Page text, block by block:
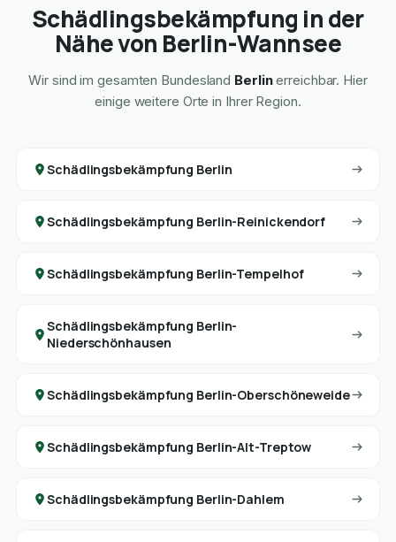
Schädlingsbekämpfung in der
Nähe von Berlin-Wannsee
Wir sind im gesamten Bundesland Berlinerreichbar. Hier
einige weitere Orte in Ihrer Region.
Schädlingsbekämpfung Berlin
Schädlingsbekämpfung Berlin-Reinickendorf
Schädlingsbekämpfung Berlin-Tempelhof
Schädlingsbekämpfung Berlin-
Niederschönhausen
Schädlingsbekämpfung Berlin-Oberschöneweide
Schädlingsbekämpfung Berlin-Alt-Treptow
Schädlingsbekämpfung Berlin-Dahlem